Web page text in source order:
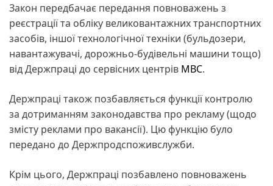
Закон передбачає передання повноважень з
реєстрації та обліку великовантажних транспортних
засобів, іншої технологічної техніки (бульдозери,
навантажувачі, дорожньо-будівельні машини тощо)
від Держпраці до сервісних центрів МВС.
Держпраці також позбавляється функції контролю
за дотриманням законодавства про рекламу (щодо
змісту реклами про вакансії). Цю функцію було
передано до Держпродспоживслужби.
Крім цього, Держпраці позбавлено повноважень